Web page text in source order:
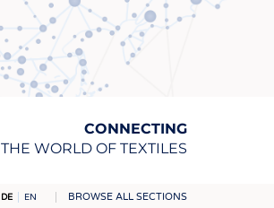
CONNECTING
THE WORLD OF TEXTILES
DE EN BROWSE ALL SECTIONS